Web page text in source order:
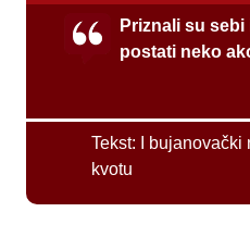
Priznali su
postati neko
Tekst:
I
kvotu